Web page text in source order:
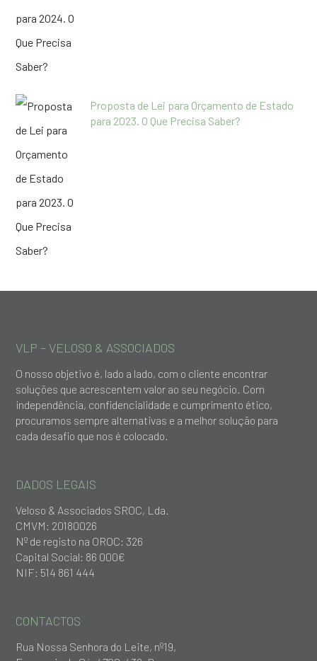
Proposta de Lei para Orçamento de Estado
para 2023. O Que Precisa Saber?
VLP – VELOSO & ASSOCIADOS
O nosso objetivo é, lado a lado, com o cliente encontrar
soluções que acrescentem valor ao seu negócio. Com
independência, confidencialidade e cumprimento ético,
procuramos sempre alternativas e a melhor solução para
cada desafio que nos é colocado.
DADOS LEGAIS
Veloso & Associados SROC, Lda.
CMVM: 20180026
Nº de registo na OROC: 326
Capital Social: 86 000€
NIF: 514 861 444
CONTACTOS
Rua Nossa Senhora do Leite, nº19,